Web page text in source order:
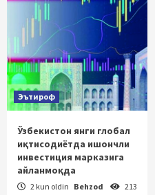
Эътироф
Ўзбекистон янги глобал
иқтисодиётда ишончли
инвестиция марказига
айланмоқда
2 kun oldin Behzod 213